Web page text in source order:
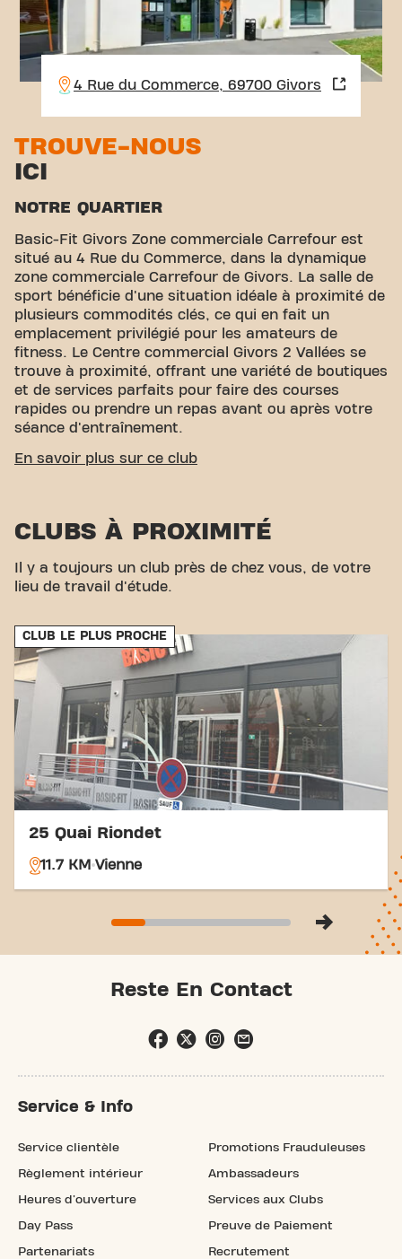
4 Rue du Commerce, 69700 Givors
TROUVE-NOUS
ICI
NOTRE QUARTIER
Basic-Fit Givors Zone commerciale Carrefour est
situé au 4 Rue du Commerce, dans la dynamique
zone commerciale Carrefour de Givors. La salle de
sport bénéficie d'une situation idéale à proximité de
plusieurs commodités clés, ce qui en fait un
emplacement privilégié pour les amateurs de
fitness. Le Centre commercial Givors 2 Vallées se
trouve à proximité, offrant une variété de boutiques
et de services parfaits pour faire des courses
rapides ou prendre un repas avant ou après votre
séance d'entraînement.
ACCESSIBILITÉ FACILE
Avec notre emplacement central et nos connexions
remise en forme n'a jamais été aussi simple. Venez
au Basic-Fit Givors Zone commerciale
communauté fitness.
En savoir plus sur ce club
CLUBS À PROXIMITÉ
Il y a toujours un club près de chez vous, de votre
lieu de travail d'étude.
CLUB LE PLUS PROCHE
25 Quai Riondet
11.7 KM Vienne
Reste En Contact
Service & Info
Service clientèle
Règlement intérieur
Heures d'ouverture
Day Pass
Partenariats
Promotions Frauduleuses
Ambassadeurs
Services aux Clubs
Preuve de Paiement
Recrutement